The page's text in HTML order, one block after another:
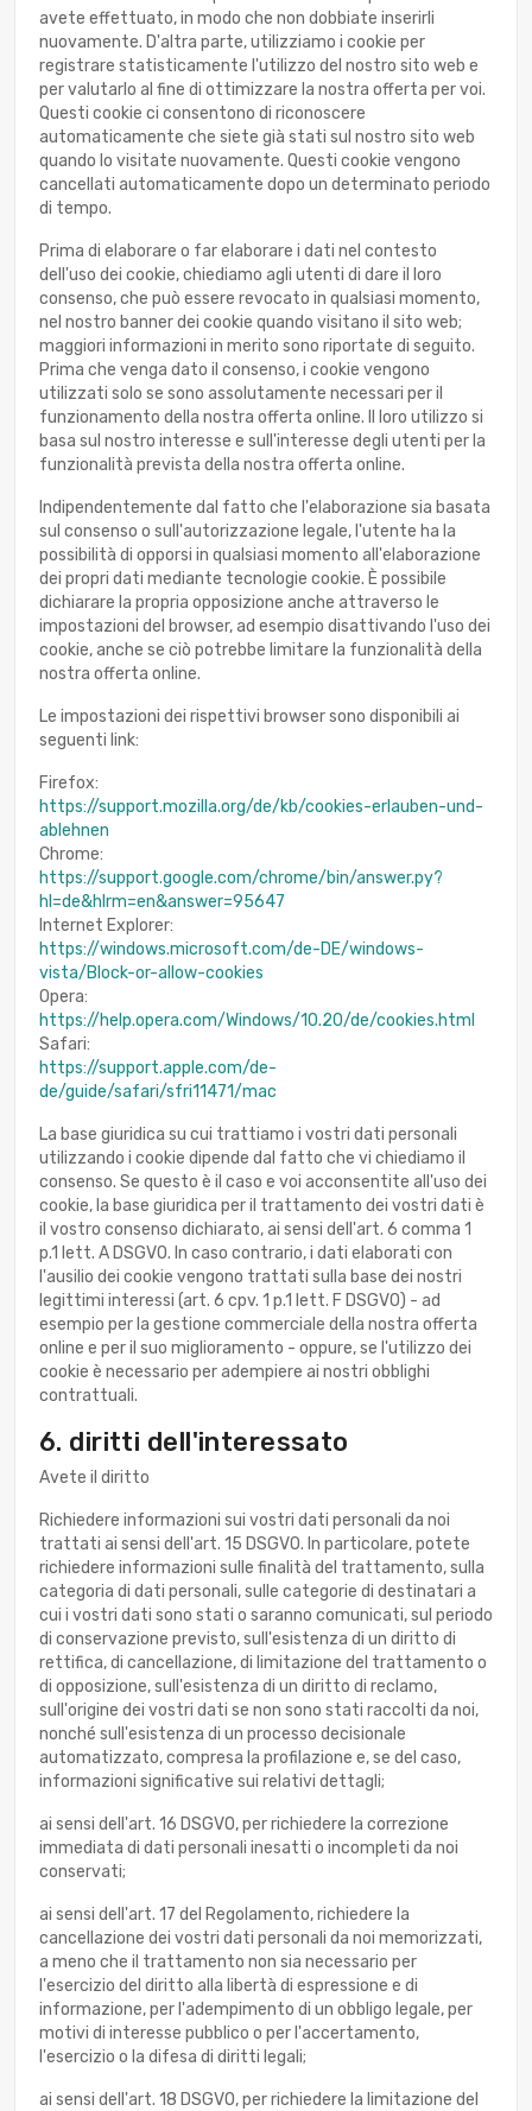
avete effettuato, in modo che non dobbiate inserirli
nuovamente. D'altra parte, utilizziamo i cookie per
registrare statisticamente l'utilizzo del nostro sito web e
per valutarlo al fine di ottimizzare la nostra offerta per voi.
Questi cookie ci consentono di riconoscere
automaticamente che siete già stati sul nostro sito web
quando lo visitate nuovamente. Questi cookie vengono
cancellati automaticamente dopo un determinato periodo
di tempo.
Prima di elaborare o far elaborare i dati nel contesto
dell'uso dei cookie, chiediamo agli utenti di dare il loro
consenso, che può essere revocato in qualsiasi momento,
nel nostro banner dei cookie quando visitano il sito web;
maggiori informazioni in merito sono riportate di seguito.
Prima che venga dato il consenso, i cookie vengono
utilizzati solo se sono assolutamente necessari per il
funzionamento della nostra offerta online. Il loro utilizzo si
basa sul nostro interesse e sull'interesse degli utenti per la
funzionalità prevista della nostra offerta online.
Indipendentemente dal fatto che l'elaborazione sia basata
sul consenso o sull'autorizzazione legale, l'utente ha la
possibilità di opporsi in qualsiasi momento all'elaborazione
dei propri dati mediante tecnologie cookie. È possibile
dichiarare la propria opposizione anche attraverso le
impostazioni del browser, ad esempio disattivando l'uso dei
cookie, anche se ciò potrebbe limitare la funzionalità della
nostra offerta online.
Le impostazioni dei rispettivi browser sono disponibili ai
seguenti link:
Firefox:
https://support.mozilla.org/de/kb/cookies-erlauben-und-
ablehnen
Chrome:
https://support.google.com/chrome/bin/answer.py?
hl=de&hlrm=en&answer=95647
Internet Explorer:
https://windows.microsoft.com/de-DE/windows-
vista/Block-or-allow-cookies
Opera:
https://help.opera.com/Windows/10.20/de/cookies.html
Safari:
https://support.apple.com/de-
de/guide/safari/sfri11471/mac
La base giuridica su cui trattiamo i vostri dati personali
utilizzando i cookie dipende dal fatto che vi chiediamo il
consenso. Se questo è il caso e voi acconsentite all'uso dei
cookie, la base giuridica per il trattamento dei vostri dati è
il vostro consenso dichiarato, ai sensi dell'art. 6 comma 1
p.1 lett. A DSGVO. In caso contrario, i dati elaborati con
l'ausilio dei cookie vengono trattati sulla base dei nostri
legittimi interessi (art. 6 cpv. 1 p.1 lett. F DSGVO) - ad
esempio per la gestione commerciale della nostra offerta
online e per il suo miglioramento - oppure, se l'utilizzo dei
cookie è necessario per adempiere ai nostri obblighi
contrattuali.
6. diritti dell'interessato
Avete il diritto
Richiedere informazioni sui vostri dati personali da noi
trattati ai sensi dell'art. 15 DSGVO. In particolare, potete
richiedere informazioni sulle finalità del trattamento, sulla
categoria di dati personali, sulle categorie di destinatari a
cui i vostri dati sono stati o saranno comunicati, sul periodo
di conservazione previsto, sull'esistenza di un diritto di
rettifica, di cancellazione, di limitazione del trattamento o
di opposizione, sull'esistenza di un diritto di reclamo,
sull'origine dei vostri dati se non sono stati raccolti da noi,
nonché sull'esistenza di un processo decisionale
automatizzato, compresa la profilazione e, se del caso,
informazioni significative sui relativi dettagli;
ai sensi dell'art. 16 DSGVO, per richiedere la correzione
immediata di dati personali inesatti o incompleti da noi
conservati;
ai sensi dell'art. 17 del Regolamento, richiedere la
cancellazione dei vostri dati personali da noi memorizzati,
a meno che il trattamento non sia necessario per
l'esercizio del diritto alla libertà di espressione e di
informazione, per l'adempimento di un obbligo legale, per
motivi di interesse pubblico o per l'accertamento,
l'esercizio o la difesa di diritti legali;
ai sensi dell'art. 18 DSGVO, per richiedere la limitazione del